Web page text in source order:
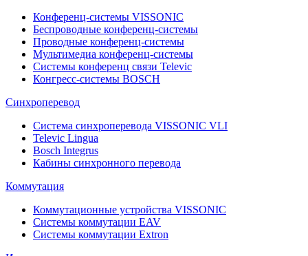
Конференц-системы VISSONIC
Беспроводные конференц-системы
Проводные конференц-системы
Мультимедиа конференц-системы
Системы конференц связи Televic
Конгресс-системы BOSCH
Синхроперевод
Система синхроперевода VISSONIC VLI
Televic Lingua
Bosch Integrus
Кабины синхронного перевода
Коммутация
Коммутационные устройства VISSONIC
Системы коммутации EAV
Системы коммутации Extron